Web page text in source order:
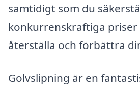
samtidigt som du
konkurrenskraftiga
återställa och förbättra
Golvslipning är en